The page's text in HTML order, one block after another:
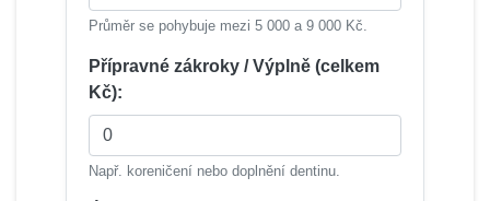
Průměr se pohybuje mezi 5 000 a 9 000 Kč.
Přípravné zákroky / Výplně (celkem
Kč):
Např. koreničení nebo doplnění dentinu.